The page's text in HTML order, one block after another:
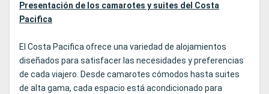
Presentación de los camarotes y suites del Costa
Pacifica
El Costa Pacifica ofrece una variedad de alojamientos
diseñados para satisfacer las necesidades y preferencias
de cada viajero. Desde camarotes cómodos hasta suites
de alta gama, cada espacio está acondicionado para